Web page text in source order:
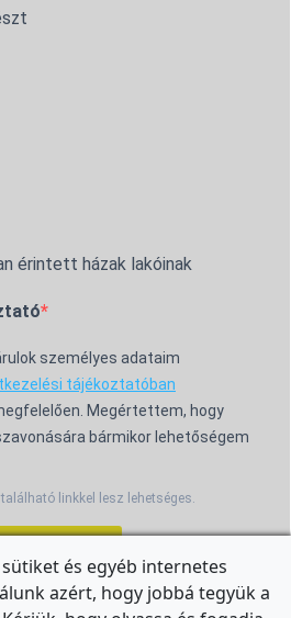
érintett házak lakóinak
személyes adataim
tájékoztatóban
Megértettem, hogy
bármikor lehetőségem
linkkel lesz lehetséges.
clickHERE.
és egyéb internetes
azért, hogy jobbá tegyük a